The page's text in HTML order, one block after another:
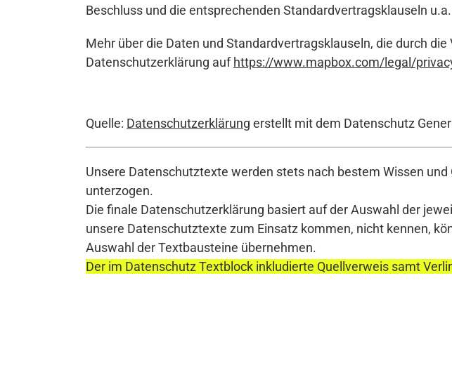
Beschluss und die entsprechenden Standardvertragsklauseln
Mehr über die Daten und Standardvertragsklauseln, die durch
Datenschutzerklärung auf https://www.mapbox.com/legal/
Quelle: Datenschutzerklärung erstellt mit dem Datenschutz
Unsere Datenschutztexte werden stets nach bestem Wissen
unterzogen.
Die finale Datenschutzerklärung basiert auf der Auswahl der
unsere Datenschutztexte zum Einsatz kommen, nicht kennen,
Auswahl der Textbausteine übernehmen.
Der im Datenschutz Textblock inkludierte Quellverweis samt